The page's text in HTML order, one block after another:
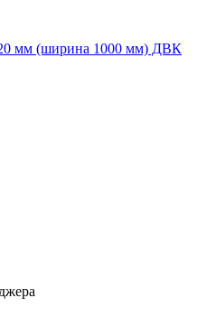
мм (ширина 1000 мм) ДВК